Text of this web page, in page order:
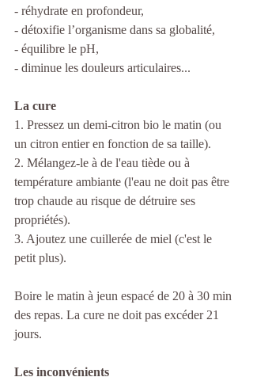
- réhydrate en profondeur,
- détoxifie l’organisme dans sa globalité,
- équilibre le pH,
- diminue les douleurs articulaires...
La cure
1. Pressez un demi-citron bio le matin (ou
un citron entier en fonction de sa taille).
2. Mélangez-le à de l'eau tiède ou à
température ambiante (l'eau ne doit pas être
trop chaude au risque de détruire ses
propriétés).
3. Ajoutez une cuillerée de miel (c'est le
petit plus).
Boire le matin à jeun espacé de 20 à 30 min
des repas. La cure ne doit pas excéder 21
jours.
Les inconvénients